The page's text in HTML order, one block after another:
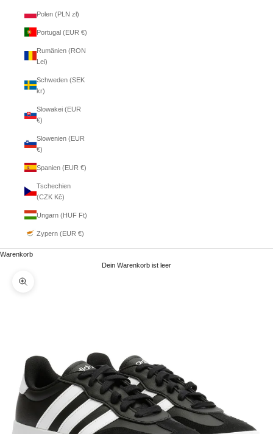
Polen (PLN zł)
Portugal (EUR €)
Rumänien (RON
Lei)
Schweden (SEK
kr)
Slowakei (EUR
€)
Slowenien (EUR
€)
Spanien (EUR €)
Tschechien
(CZK Kč)
Ungarn (HUF Ft)
Zypern (EUR €)
Warenkorb
Dein Warenkorb ist leer
Bild vergrößern